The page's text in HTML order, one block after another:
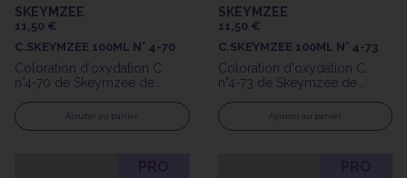
SKEYMZEE
11,50 €
C.SKEYMZEE 100ML N° 4-70
Coloration d'oxydation C.
n°4-70 de Skeymzee de
100ml
Ajouter au panier
SKEYMZEE
11,50 €
C.SKEYMZEE 100ML N° 4-73
Coloration d'oxydation C.
n°4-73 de Skeymzee de
100ml
Ajouter au panier